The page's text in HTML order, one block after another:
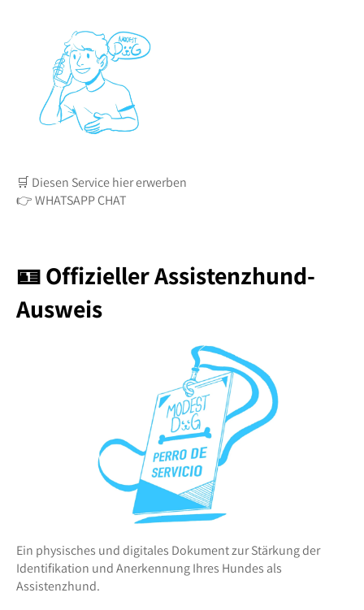
🛒 Diesen Service hier erwerben
👉 WHATSAPP CHAT
🪪 Offizieller Assistenzhund-
Ausweis
Ein physisches und digitales Dokument zur Stärkung der
Identifikation und Anerkennung Ihres Hundes als
Assistenzhund.